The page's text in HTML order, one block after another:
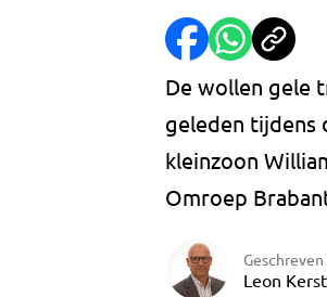
De wollen gele
geleden tijdens
kleinzoon
Omroep
Leon